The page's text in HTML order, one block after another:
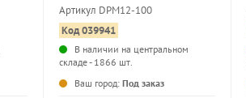
Артикул DPM12-100
Код 039941
В наличии на центральном
складе - 1866 шт.
Ваш город: Под заказ